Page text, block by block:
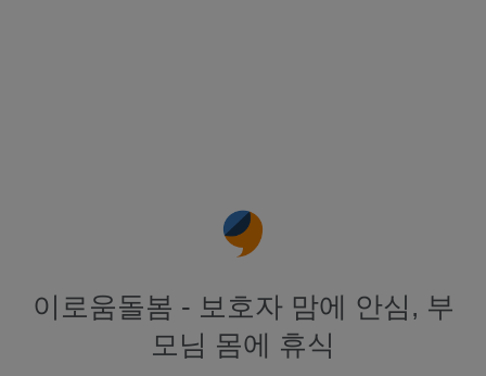
이로움돌봄 - 보호자 맘에 안심, 부
모님 몸에 휴식